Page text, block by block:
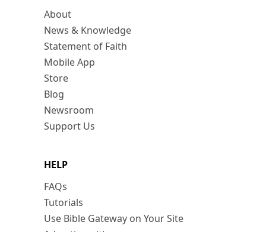
About
News & Knowledge
Statement of Faith
Mobile App
Store
Blog
Newsroom
Support Us
HELP
FAQs
Tutorials
Use Bible Gateway on Your Site